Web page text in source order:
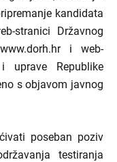
kandidata
stranici Državnog
i web-
uprave Republike
s objavom javnog
poseban poziv
testiranja